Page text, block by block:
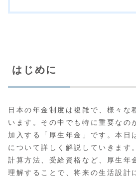
はじめに
日本の年金制度は複雑で、様々な
います。その中でも特に重要なの
加入する「厚生年金」です。本日
について詳しく解説していきます
計算方法、受給資格など、厚生年
理解することで、将来の生活設計